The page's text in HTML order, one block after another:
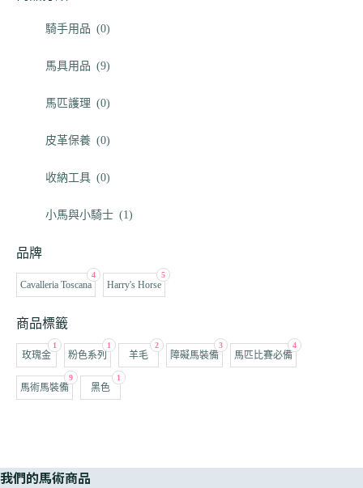
騎手用品 (0)
馬具用品 (9)
馬匹護理 (0)
皮革保養 (0)
收納工具 (0)
小馬與小騎士 (1)
品牌
4
Cavalleria Toscana
5
Harry's Horse
商品標籤
1
玫瑰金
1
粉色系列
2
羊毛
3
障礙馬裝備
4
馬匹比賽必備
9
馬術馬裝備
1
黑色
我們的馬術商品